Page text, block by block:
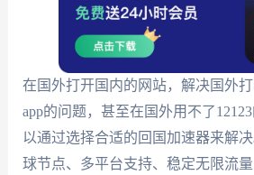
在国外打开国内的网站，解决国外
app的问题，甚至在国外用不了
以通过选择合适的回国加速器来解决
球节点、多平台支持、稳定无限流